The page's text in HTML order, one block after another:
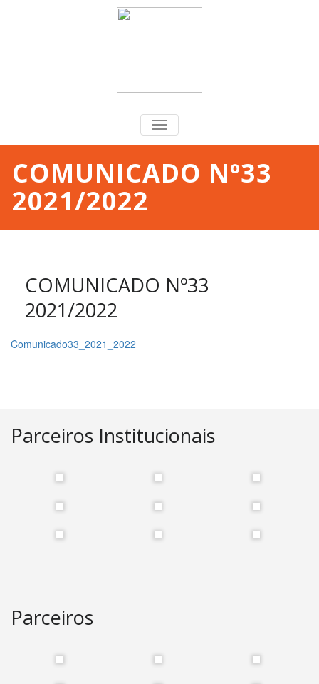
TOGGLE
NAVIGATION
COMUNICADO Nº33
2021/2022
COMUNICADO Nº33
2021/2022
Comunicado33_2021_2022
Parceiros Institucionais
Parceiros